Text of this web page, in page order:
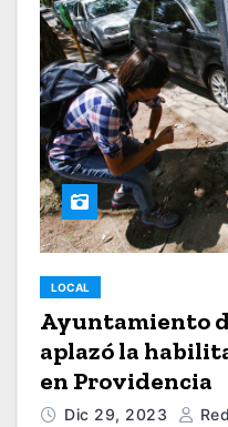
LOCAL
Ayuntamiento
aplazó la
en Providencia
Dic 29, 2023